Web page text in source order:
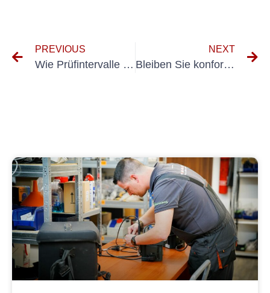
PREVIOUS
Wie Prüfintervalle der BGV A3 die Sicherheit am Arbeitsplatz gewährleisten können
NEXT
Bleiben Sie konform mit der BGV A3 Prüfplakette: Ein Leitfaden für Unternehmen